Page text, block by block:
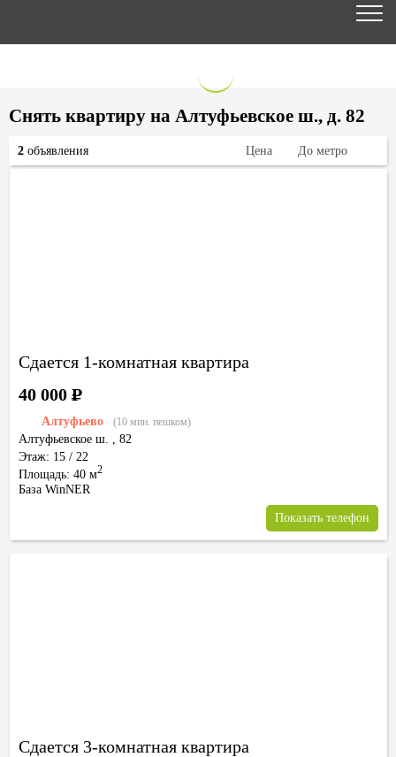
Снять квартиру на Алтуфьевское ш., д. 82
Сдается 1-комнатная квартира
Алтуфьево (10 мин. пешком)
Алтуфьевское ш. , 82
Этаж: 15 / 22
Площадь: 40 м2
40 000Р
База WinNER
Показать телефон
Сдается 3-комнатная квартира
2 объявления Цена До метро